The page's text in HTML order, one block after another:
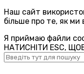
Наш сайт
більше про те, як
Я приймаю файли
НАТИСНІТИ ESC,